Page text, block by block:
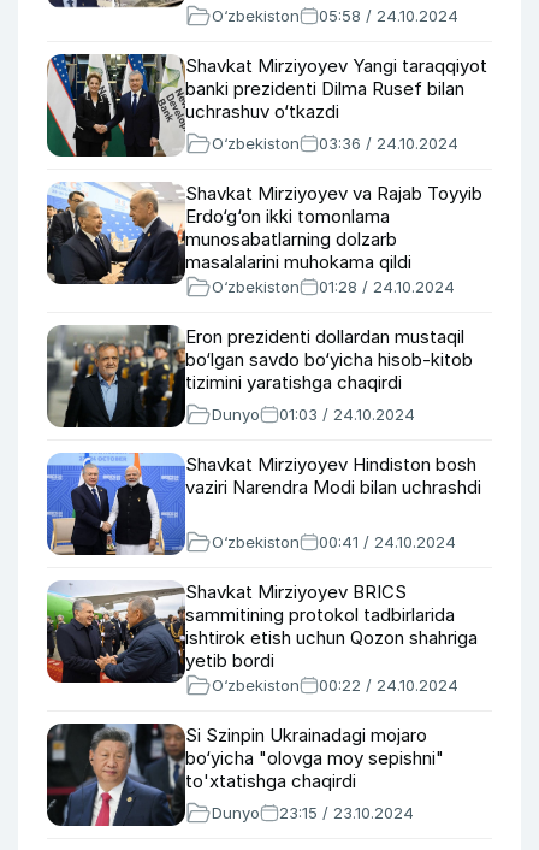
xabarlari
O‘zbekiston 05:58 / 24.10.2024
Shavkat Mirziyoyev Yangi taraqqiyot
banki prezidenti Dilma Rusef bilan
uchrashuv o‘tkazdi
O‘zbekiston 03:36 / 24.10.2024
Shavkat Mirziyoyev va Rajab Toyyib
Erdo‘g‘on ikki tomonlama
munosabatlarning dolzarb
masalalarini muhokama qildi
O‘zbekiston 01:28 / 24.10.2024
Eron prezidenti dollardan mustaqil
bo‘lgan savdo bo‘yicha hisob-kitob
tizimini yaratishga chaqirdi
Dunyo 01:03 / 24.10.2024
Shavkat Mirziyoyev Hindiston bosh
vaziri Narendra Modi bilan uchrashdi
O‘zbekiston 00:41 / 24.10.2024
Shavkat Mirziyoyev BRICS
sammitining protokol tadbirlarida
ishtirok etish uchun Qozon shahriga
yetib bordi
O‘zbekiston 00:22 / 24.10.2024
Si Szinpin Ukrainadagi mojaro
bo‘yicha "olovga moy sepishni"
to'xtatishga chaqirdi
Dunyo 23:15 / 23.10.2024